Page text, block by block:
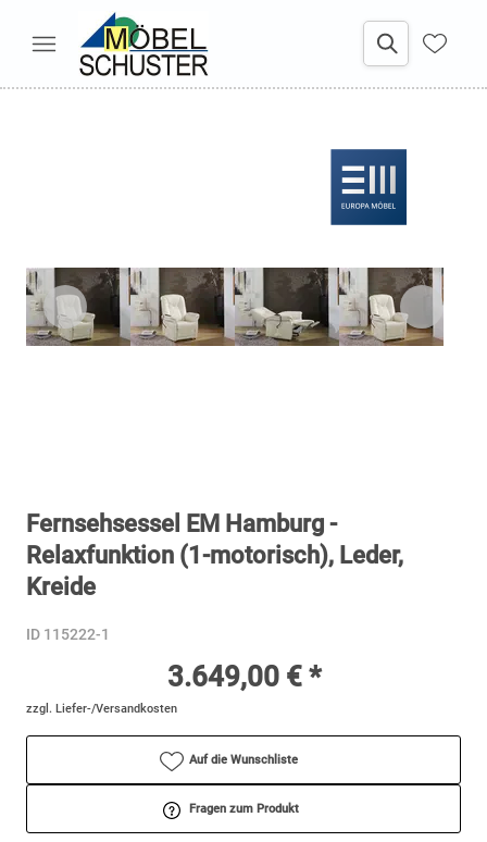
Fernsehsessel EM Hamburg -
Relaxfunktion (1-motorisch), Leder,
Kreide
ID 115222-1
3.649,00 € *
zzgl. Liefer-/Versandkosten
Auf die Wunschliste
Fragen zum Produkt